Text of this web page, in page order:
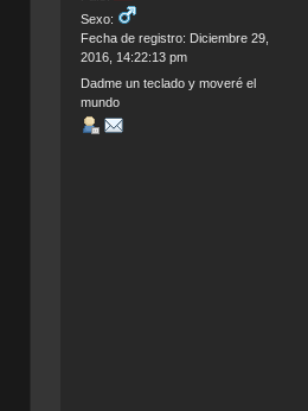
Sexo:
Fecha de registro: Diciembre 29,
2016, 14:22:13 pm
Dadme un teclado y moveré el
mundo